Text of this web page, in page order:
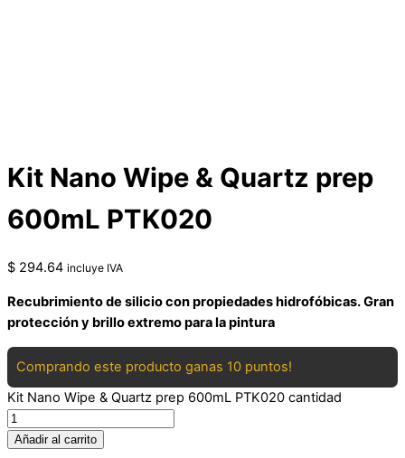
Kit Nano Wipe & Quartz prep
600mL PTK020
$ 294.64 incluye IVA
Recubrimiento de silicio con propiedades hidrofóbicas. Gran
protección y brillo extremo para la pintura
Comprando este producto ganas 10 puntos!
Kit Nano Wipe & Quartz prep 600mL PTK020 cantidad
Añadir al carrito